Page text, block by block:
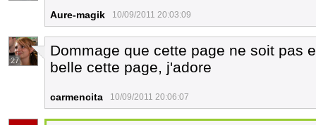
Aure-magik 10/09/2011 20:03:09
27
Dommage que cette page ne soit pas
belle cette page, j'adore
carmencita 10/09/2011 20:06:07